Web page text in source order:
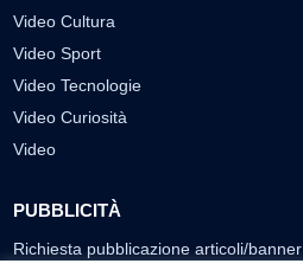
Video Cultura
Video Sport
Video Tecnologie
Video Curiosità
Video
PUBBLICITÀ
Richiesta pubblicazione articoli/banner